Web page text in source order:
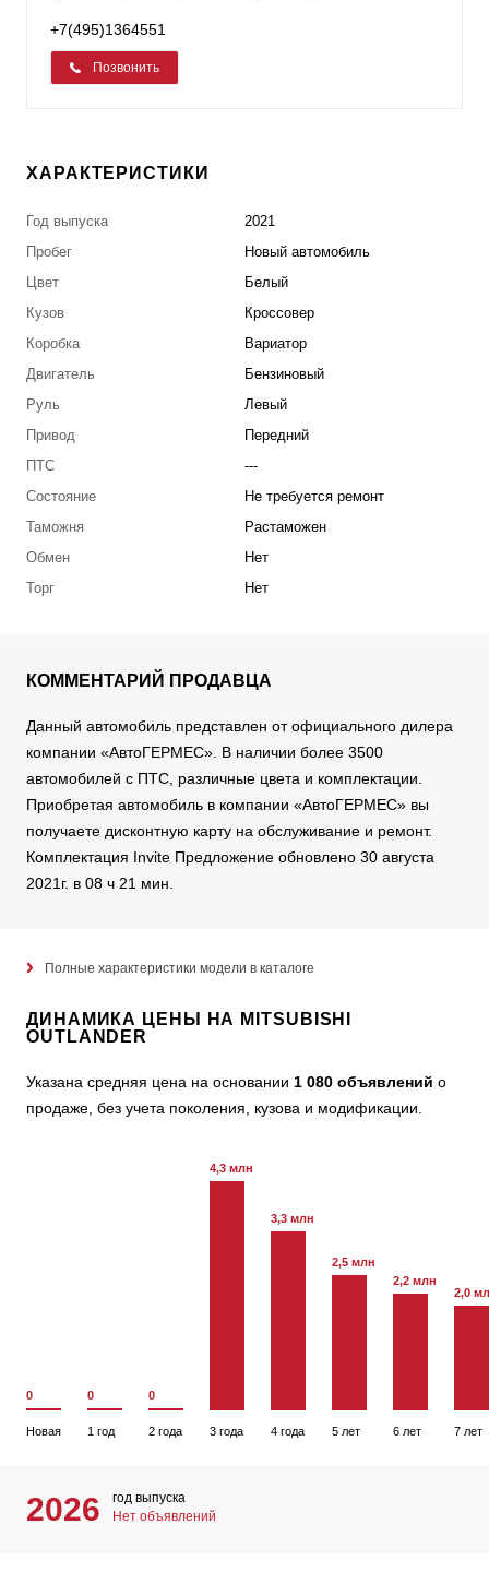
+7(495)1364551
Позвонить
ХАРАКТЕРИСТИКИ
Год выпуска
2021
Пробег
Новый автомобиль
Цвет
Белый
Кузов
Кроссовер
Коробка
Вариатор
Двигатель
Бензиновый
Руль
Левый
Привод
Передний
ПТС
---
Состояние
Не требуется ремонт
Таможня
Растаможен
Обмен
Нет
Торг
Нет
КОММЕНТАРИЙ ПРОДАВЦА
Данный автомобиль представлен от официального дилера
компании «АвтоГЕРМЕС». В наличии более 3500
автомобилей с ПТС, различные цвета и комплектации.
Приобретая автомобиль в компании «АвтоГЕРМЕС» вы
получаете дисконтную карту на обслуживание и ремонт.
Комплектация Invite Предложение обновлено 30 августа
2021г. в 08 ч 21 мин.
Полные характеристики модели в каталоге
ДИНАМИКА ЦЕНЫ НА MITSUBISHI
OUTLANDER
Указана средняя цена на основании 1 080 объявлений о
продаже, без учета поколения, кузова и модификации.
0
Новая
0
1 год
0
2 года
4,3 млн
3 года
3,3 млн
4 года
2,5 млн
5 лет
2,2 млн
6 лет
2,0
7 лет
2026
год выпуска
Нет объявлений